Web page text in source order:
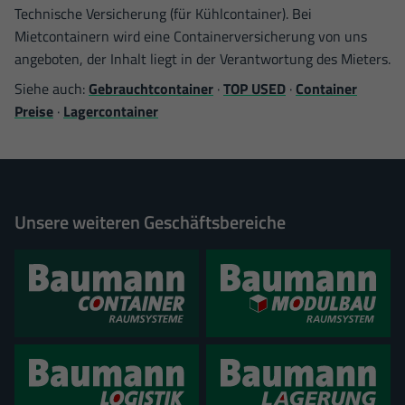
Technische Versicherung (für Kühlcontainer). Bei
Mietcontainern wird eine Containerversicherung von uns
angeboten, der Inhalt liegt in der Verantwortung des Mieters.
Siehe auch:Gebrauchtcontainer ·TOP USED · Container
Preise · Lagercontainer
Unsere weiteren Geschäftsbereiche